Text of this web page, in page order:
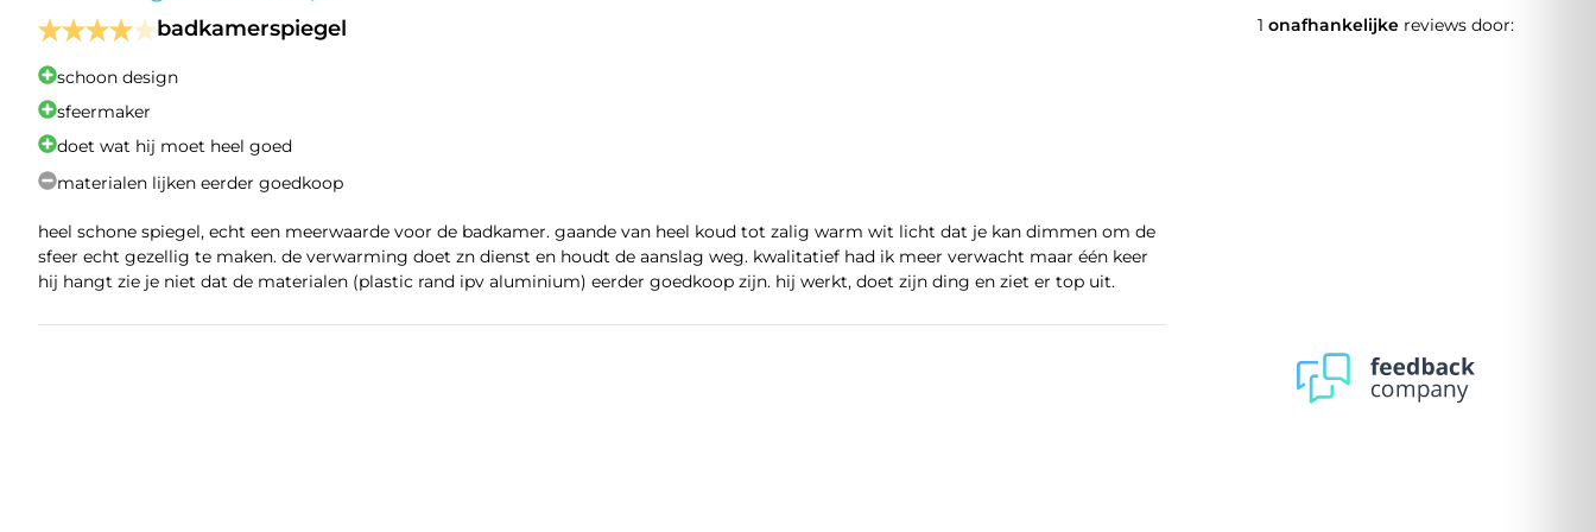
IP44
CE
handleiding
Aansluitklaar
Dit artikel wordt volledig aansluitklaar geleverd en kan direct op de 230V
wandcontactdoos worden aangesloten.
Garantie 3 jaar
1 onafhankelijke reviews door:
badkamerspiegel
schoon design
sfeermaker
doet wat hij moet heel goed
materialen lijken eerder goedkoop
heel schone spiegel, echt een meerwaarde voor de badkamer. gaande van heel koud tot zalig warm wit licht dat je kan dimmen om de
sfeer echt gezellig te maken. de verwarming doet zn dienst en houdt de aanslag weg. kwalitatief had ik meer verwacht maar één keer
hij hangt zie je niet dat de materialen (plastic rand ipv aluminium) eerder goedkoop zijn. hij werkt, doet zijn ding en ziet er top uit.